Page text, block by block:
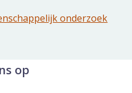
onderzoek
op